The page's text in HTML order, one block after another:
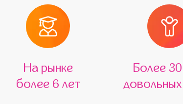
На рынке
более 6 лет
Более